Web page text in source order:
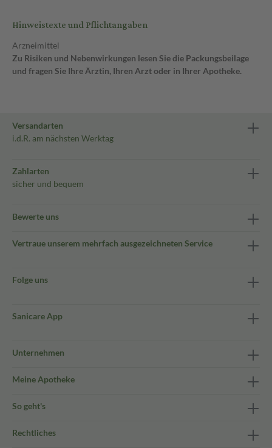
Hinweistexte und Pflichtangaben
Arzneimittel
Zu Risiken und Nebenwirkungen lesen Sie die Packungsbeilage
und fragen Sie Ihre Ärztin, Ihren Arzt oder in Ihrer Apotheke.
Versandarten
i.d.R. am nächsten Werktag
Zahlarten
sicher und bequem
Bewerte uns
Vertraue unserem mehrfach ausgezeichneten Service
Folge uns
Sanicare App
Unternehmen
Meine Apotheke
So geht's
Rechtliches